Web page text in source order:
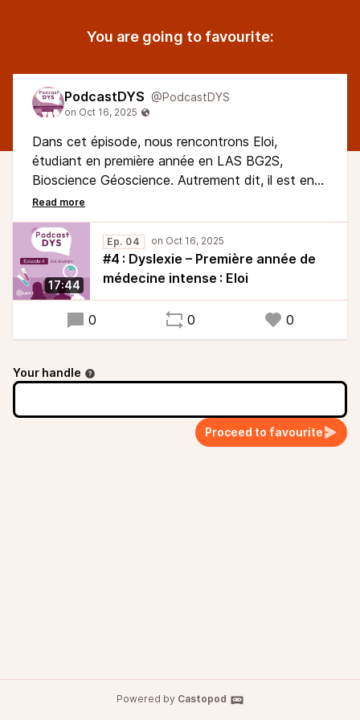
You are going to favourite:
PodcastDYS @PodcastDYS
Dans cet épisode, nous rencontrons Eloi,
étudiant en première année en LAS BG2S,
Bioscience Géoscience. Autrement dit, il est en
première année de médecine. Eloi nous raconte
comment son trouble de la dyslexie impacte ses
études, comment il gère sa différence dans
cette première année charnière marquée par un
esprit de concours.
17:44
Ep. 04
#4 : Dyslexie – Première année de
médecine intense : Eloi
0 0 0
Your handle
Proceed to favourite
Powered by Castopod